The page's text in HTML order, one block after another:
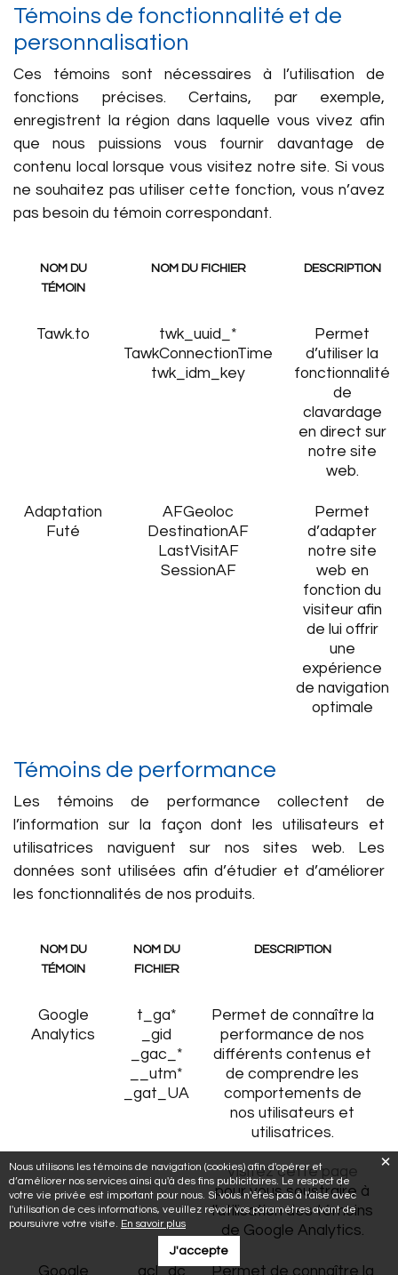
Témoins de fonctionnalité et de
personnalisation
Ces témoins sont nécessaires à l’utilisation de
fonctions précises. Certains, par exemple,
enregistrent la région dans laquelle vous vivez afin
que nous puissions vous fournir davantage de
contenu local lorsque vous visitez notre site. Si vous
ne souhaitez pas utiliser cette fonction, vous n’avez
pas besoin du témoin correspondant.
NOM DU
TÉMOIN
NOM DU FICHIER DESCRIPTION
Tawk.to
twk_uuid_*
TawkConnectionTime
twk_idm_key
Permet
d’utiliser la
fonctionnalité
de
clavardage
en direct sur
notre site
web.
Adaptation
Futé
AFGeoloc
DestinationAF
LastVisitAF
SessionAF
Permet
d’adapter
notre site
web en
fonction du
visiteur afin
de lui offrir
une
expérience
de navigation
optimale
Témoins de performance
Les témoins de performance collectent de
l’information sur la façon dont les utilisateurs et
utilisatrices naviguent sur nos sites web. Les
données sont utilisées afin d’étudier et d’améliorer
les fonctionnalités de nos produits.
NOM DU
TÉMOIN
NOM DU
FICHIER
DESCRIPTION
Google
Analytics
t_ga*
_gid
_gac_*
__utm*
_gat_UA
Permet de connaître la
performance de nos
différents contenus et
de comprendre les
comportements de
nos utilisateurs et
utilisatrices.
Visitez cette page
pour vous soustraire à
l'utilisation des témoins
de Google Analytics.
Google _gcl_dc Permet de connaître la
Nous utilisons les témoins de navigation (cookies) afin d'opérer et
d’améliorer nos services ainsi qu'à des fins publicitaires. Le respect de
votre vie privée est important pour nous. Si vous n'êtes pas à l'aise avec
l'utilisation de ces informations, veuillez revoir vos paramètres avant de
poursuivre votre visite. En savoir plus
J'accepte